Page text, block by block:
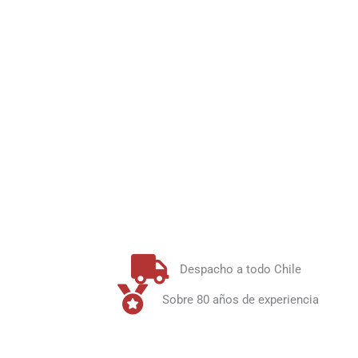
Despacho a todo Chile
Sobre 80 años de experiencia